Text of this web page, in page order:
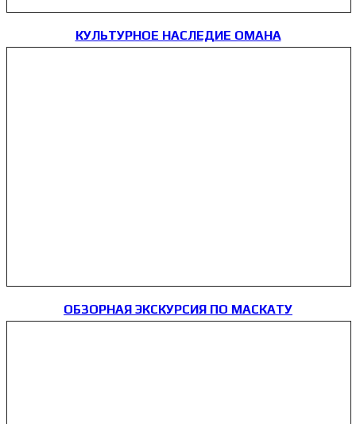
КУЛЬТУРНОЕ НАСЛЕДИЕ ОМАНА
ОБЗОРНАЯ ЭКСКУРСИЯ ПО МАСКАТУ